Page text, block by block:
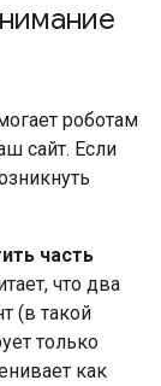
роботам
сайт. Если
часть
что два
(в такой
только
как